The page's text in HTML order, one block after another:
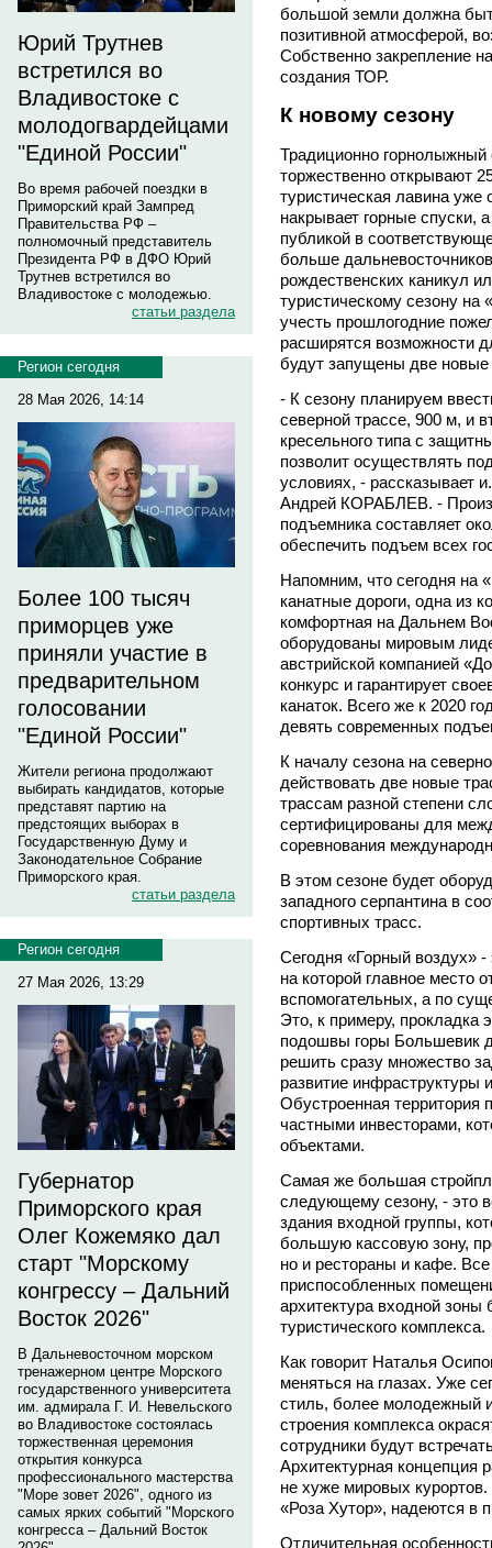
Юрий Трутнев
встретился во
Владивостоке с
молодогвардейцами
"Единой России"
Во время рабочей поездки в
Приморский край Зампред
Правительства РФ –
полномочный представитель
Президента РФ в ДФО Юрий
Трутнев встретился во
Владивостоке с молодежью.
статьи раздела
Регион сегодня
28 Мая 2026, 14:14
Более 100 тысяч
приморцев уже
приняли участие в
предварительном
голосовании
"Единой России"
Жители региона продолжают
выбирать кандидатов, которые
представят партию на
предстоящих выборах в
Государственную Думу и
Законодательное Собрание
Приморского края.
статьи раздела
Регион сегодня
27 Мая 2026, 13:29
Губернатор
Приморского края
Олег Кожемяко дал
старт "Морскому
конгрессу – Дальний
Восток 2026"
В Дальневосточном морском
тренажерном центре Морского
государственного университета
им. адмирала Г. И. Невельского
во Владивостоке состоялась
торжественная церемония
открытия конкурса
профессионального мастерства
"Море зовет 2026", одного из
самых ярких событий "Морского
конгресса – Дальний Восток
большой земли должна
позитивной атмосферой,
Собственно закрепление
создания ТОР.
К новому сезону
Традиционно горнолыжный
торжественно открывают
туристическая лавина уже
накрывает горные спуски,
публикой в
больше
рождественских каникул
туристическому сезону на
учесть прошлогодние
расширятся возможности
будут запущены две
- К сезону планируем
северной трассе, 900 м, и
кресельного типа с
позволит осуществлять
условиях, - рассказывает
Андрей КОРАБЛЕВ. -
подъемника составляет
обеспечить подъем всех
Напомним, что сегодня на
канатные дороги, одна из
комфортная на Дальнем
оборудованы мировым
австрийской компанией
конкурс и гарантирует
канаток. Всего же к 2020
девять современных
К началу сезона на
действовать две новые
трассам разной степени
сертифицированы для
соревнования
В этом сезоне будет
западного серпантина в
спортивных трасс.
Сегодня «Горный воздух»
на которой главное место
вспомогательных, а по
Это, к примеру,
подошвы горы Большевик
решить сразу множество
развитие инфраструктуры
Обустроенная территория
частными инвесторами,
объектами.
Самая же большая
следующему сезону, - это
здания входной группы,
большую кассовую зону,
но и рестораны и кафе.
приспособленных
архитектура входной зоны
туристического комплекса.
Как говорит Наталья
меняться на глазах. Уже
стиль, более молодежный
строения комплекса
сотрудники будут
Архитектурная концепция
не хуже мировых
«Роза Хутор», надеются в
Отличительная